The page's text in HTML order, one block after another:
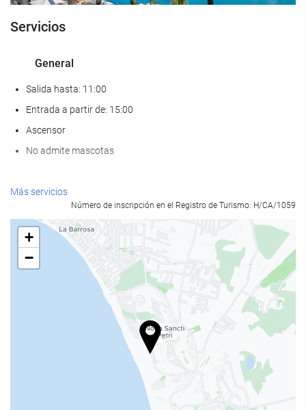
Servicios
General
Salida hasta: 11:00
Entrada a partir de: 15:00
Ascensor
No admite mascotas
Bienestar
Hammam
Servicios de recepción
Más servicios
Número de inscripción en el Registro de Turismo: H/CA/1059
+
−